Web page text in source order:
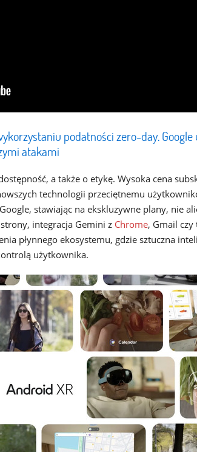
podatności zero-day.
atakami
a także o etykę. Wysoka cena
technologii przeciętnemu
stawiając na ekskluzywne plany, nie
integracja Gemini z Chrome, Gmail czy
płynnego ekosystemu, gdzie sztuczna
użytkownika.